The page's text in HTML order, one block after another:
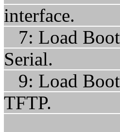
7: Load
9: Load